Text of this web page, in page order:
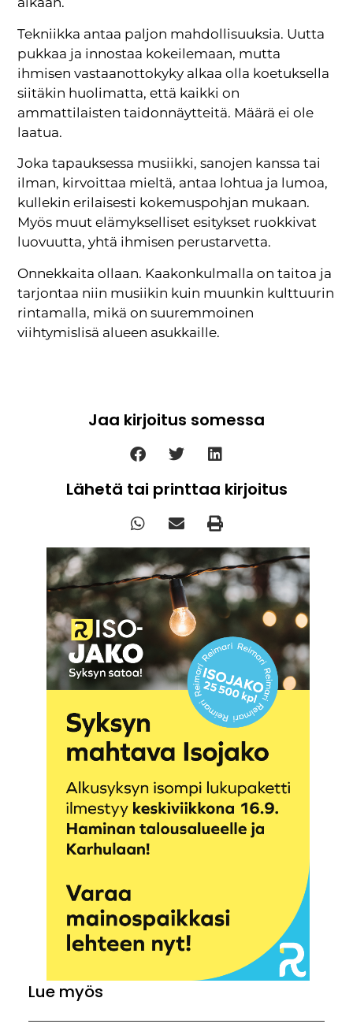
Tekniikka antaa paljon mahdollisuuksia. Uutta
pukkaa ja innostaa kokeilemaan, mutta
ihmisen vastaanottokyky alkaa olla koetuksella
siitäkin huolimatta, että kaikki on
ammattilaisten taidonnäytteitä. Määrä ei ole
laatua.
Joka tapauksessa musiikki, sanojen kanssa tai
ilman, kirvoittaa mieltä, antaa lohtua ja lumoa,
kullekin erilaisesti kokemuspohjan mukaan.
Myös muut elämykselliset esitykset ruokkivat
luovuutta, yhtä ihmisen perustarvetta.
Onnekkaita ollaan. Kaakonkulmalla on taitoa ja
tarjontaa niin musiikin kuin muunkin kulttuurin
rintamalla, mikä on suuremmoinen
viihtymislisä alueen asukkaille.
Jaa kirjoitus somessa
Lähetä tai printtaa kirjoitus
Lue myös